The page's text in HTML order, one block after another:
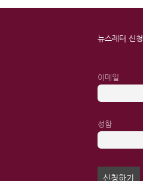
뉴스레터 신청
이메일
성함